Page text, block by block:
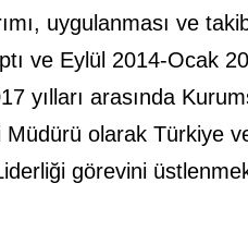
uygulanması ve
ve Eylül 2014-Ocak
yılları arasında
olarak Türkiye
görevini